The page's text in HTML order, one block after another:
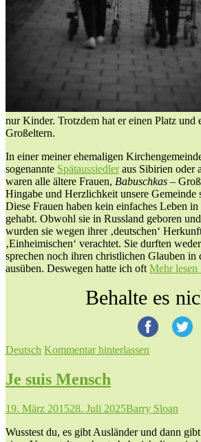
nur Kinder. Trotzdem hat er einen Platz und
Großeltern.
In einer meiner ehemaligen
sogenannte Spätaussiedleraus Sibirien oder
waren alle ältere Frauen, Babuschkas –
Hingabe und Herzlichkeit unsere Gemeinde
Diese Frauen haben kein einfaches Leben
gehabt. Obwohl sie in Russland geboren
wurden sie wegen ihrer ‚deutschen‘
‚Einheimischen‘ verachtet. Sie durften
sprechen noch ihren christlichen Glauben
ausüben. Deswegen hatte ich oft Mehr lesen
Behalte es
Deutsch Kommentar hinterlassen
Je suis Mensch
19. März 201528. Juli 2025Barry Sloan
Wusstest du, es gibt Ausländer und dann